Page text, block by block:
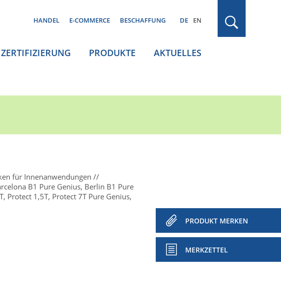
HANDEL E-COMMERCE BESCHAFFUNG DE EN
ZERTIFIZIERUNG PRODUKTE AKTUELLES
für Innenanwendungen
B1 Pure Genius, Berlin B1 Pure
Protect 1,5T, Protect 7T Pure Genius,
PRODUKT MERKEN
MERKZETTEL